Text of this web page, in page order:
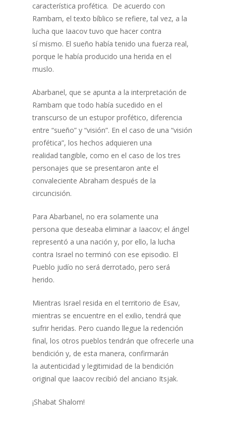
característica profética. De acuerdo con
Rambam, el texto bíblico se refiere, tal vez, a la
lucha que Iaacov tuvo que hacer contra
sí mismo. El sueño había tenido una fuerza real,
porque le había producido una herida en el
muslo.
Abarbanel, que se apunta a la interpretación de
Rambam que todo había sucedido en el
transcurso de un estupor profético, diferencia
entre “sueño” y “visión”. En el caso de una “visión
profética”, los hechos adquieren una
realidad tangible, como en el caso de los tres
personajes que se presentaron ante el
convaleciente Abraham después de la
circuncisión.
Para Abarbanel, no era solamente una
persona que deseaba eliminar a Iaacov; el ángel
representó a una nación y, por ello, la lucha
contra Israel no terminó con ese episodio. El
Pueblo judío no será derrotado, pero será
herido.
Mientras Israel resida en el territorio de Esav,
mientras se encuentre en el exilio, tendrá que
sufrir heridas. Pero cuando llegue la redención
final, los otros pueblos tendrán que ofrecerle una
bendición y, de esta manera, confirmarán
la autenticidad y legitimidad de la bendición
original que Iaacov recibió del anciano Itsjak.
¡Shabat Shalom!